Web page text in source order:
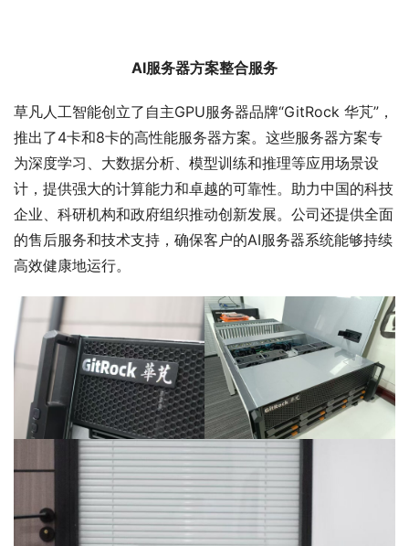
AI服务器方案整合服务
草凡人工智能创立了自主GPU服务器品牌“GitRock 华芃”，
推出了4卡和8卡的高性能服务器方案。这些服务器方案专
为深度学习、大数据分析、模型训练和推理等应用场景设
计，提供强大的计算能力和卓越的可靠性。助力中国的科技
企业、科研机构和政府组织推动创新发展。公司还提供全面
的售后服务和技术支持，确保客户的AI服务器系统能够持续
高效健康地运行。